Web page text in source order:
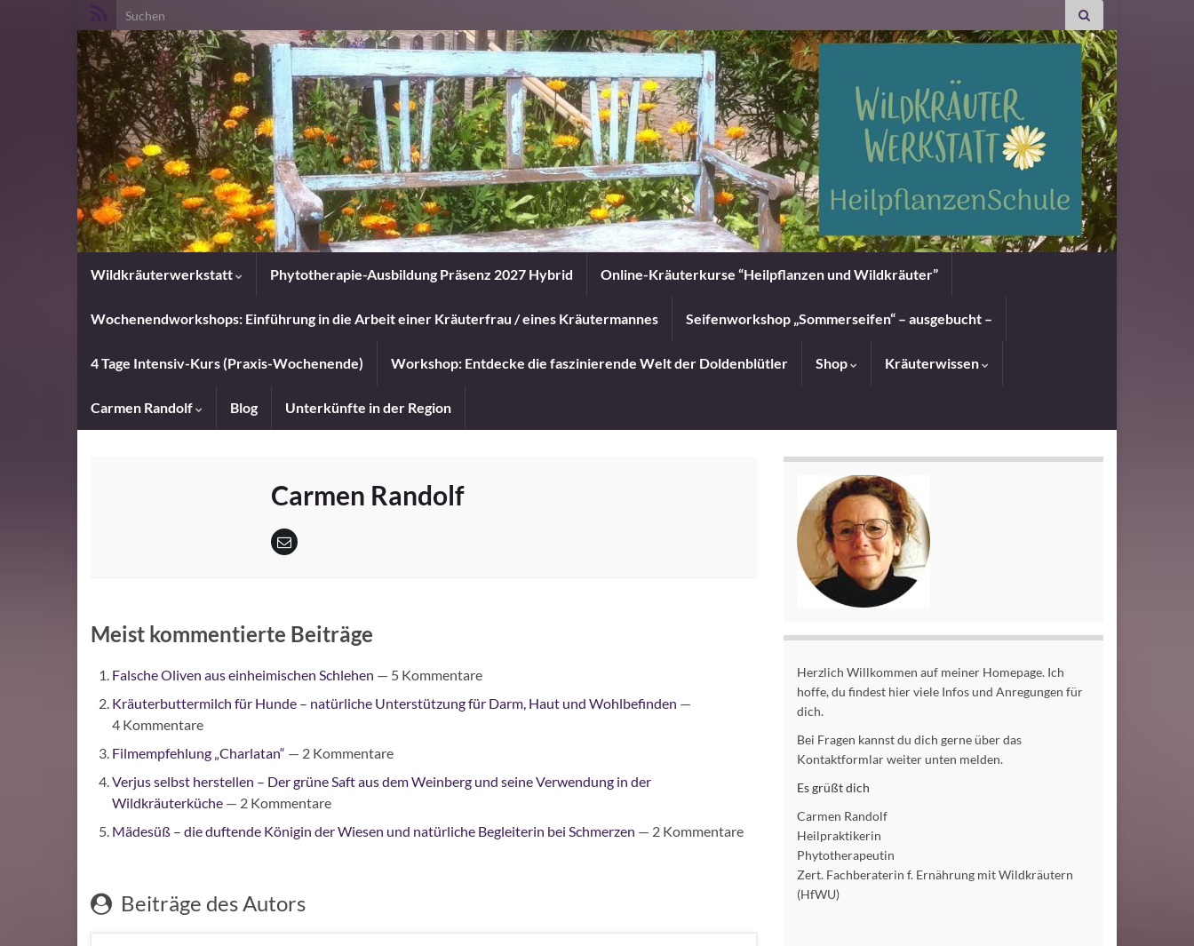
Search for:
Wildkräuterwerkstatt Phytotherapie-Ausbildung Präsenz 2027 Hybrid Online-Kräuterkurse “Heilpflanzen und Wildkräuter”
Wochenendworkshops: Einführung in die Arbeit einer Kräuterfrau / eines Kräutermannes Seifenworkshop „Sommerseifen“ – ausgebucht –
4 Tage Intensiv-Kurs (Praxis-Wochenende) Workshop: Entdecke die faszinierende Welt der Doldenblütler Shop Kräuterwissen
Carmen Randolf Blog Unterkünfte in der Region
Carmen Randolf
Meist kommentierte Beiträge
Falsche Oliven aus einheimischen Schlehen — 5 Kommentare
Kräuterbuttermilch für Hunde – natürliche Unterstützung für Darm, Haut und Wohlbefinden —
4 Kommentare
Filmempfehlung „Charlatan“ — 2 Kommentare
Verjus selbst herstellen – Der grüne Saft aus dem Weinberg und seine Verwendung in der
Wildkräuterküche — 2 Kommentare
Mädesüß – die duftende Königin der Wiesen und natürliche Begleiterin bei Schmerzen — 2 Kommentare
Beiträge des Autors
Herzlich Willkommen auf meiner Homepage. Ich
hoffe, du findest hier viele Infos und Anregungen für
dich.
Bei Fragen kannst du dich gerne über das
Kontaktformlar weiter unten melden.
Es grüßt dich
Carmen Randolf
Heilpraktikerin
Phytotherapeutin
Zert. Fachberaterin f. Ernährung mit Wildkräutern
(HfWU)